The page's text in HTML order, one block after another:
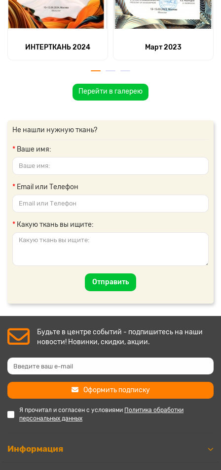
ИНТЕРТКАНЬ 2024 Март 2023
Перейти в галерею
Не нашли нужную ткань?
Ваше имя:
Email или Телефон
Какую ткань вы ищите:
Отправить
Будьте в центре событий - подпишитесь на наши
новости! Новинки, скидки, акции.
Оформить подписку
Я прочитал и согласен с условиями Политика обработки
персональных данных
Информация